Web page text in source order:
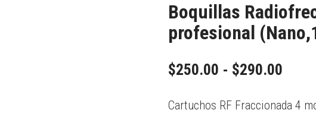
Boquillas
profesional
$250.00 - $290.00
Cartuchos RF Fraccionada 4